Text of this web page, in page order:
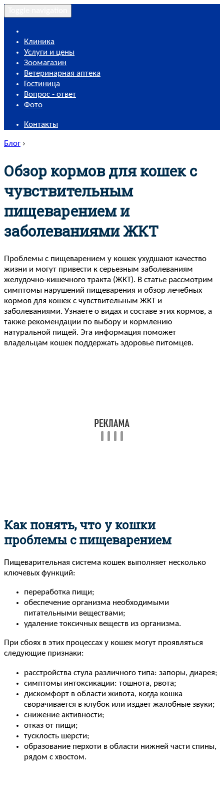
Клиника
Услуги и цены
Зоомагазин
Ветеринарная аптека
Гостиница
Вопрос - ответ
Фото
Контакты
Блог ›
Обзор кормов для кошек с
чувствительным
пищеварением и
заболеваниями ЖКТ
Проблемы с пищеварением у кошек ухудшают качество
жизни и могут привести к серьезным заболеваниям
желудочно-кишечного тракта (ЖКТ). В статье рассмотрим
симптомы нарушений пищеварения и обзор лечебных
кормов для кошек с чувствительным ЖКТ и
заболеваниями. Узнаете о видах и составе этих кормов, а
также рекомендации по выбору и кормлению
натуральной пищей. Эта информация поможет
владельцам кошек поддержать здоровье питомцев.
Как понять, что у кошки
проблемы с пищеварением
Пищеварительная система кошек выполняет несколько
ключевых функций:
переработка пищи;
обеспечение организма необходимыми
питательными веществами;
удаление токсичных веществ из организма.
При сбоях в этих процессах у кошек могут проявляться
следующие признаки:
расстройства стула различного типа: запоры, диарея;
симптомы интоксикации: тошнота, рвота;
дискомфорт в области живота, когда кошка
сворачивается в клубок или издает жалобные звуки;
снижение активности;
отказ от пищи;
тусклость шерсти;
образование перхоти в области нижней части спины,
рядом с хвостом.